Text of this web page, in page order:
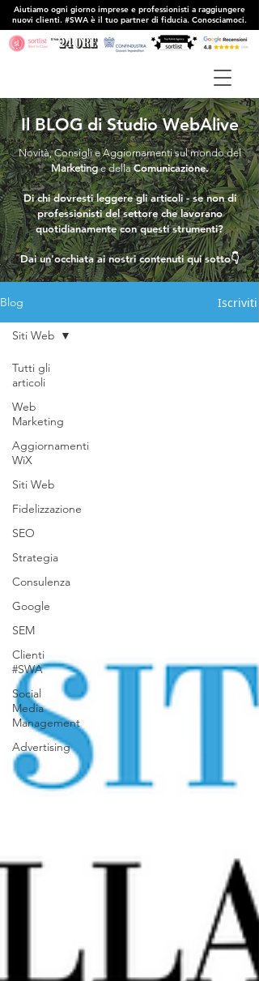
Aiutiamo ogni giorno imprese e professionisti a raggiungere
nuovi clienti. #SWA è il tuo partner di fiducia. Conosciamoci.
Il BLOG di Studio WebAlive
Novità, Consigli e Aggiornamenti sul mondo del
Marketinge dellaComunicazione.
Di chi dovresti leggere gli articoli - se non di
professionisti del settore che lavorano
quotidianamente con questi strumenti?
Dai un'occhiata ai nostri contenuti qui sotto👇
Blog Iscriviti
Tutti gli
articoli
Web
Marketing
Aggiornamenti
WiX
Siti Web
Fidelizzazione
SEO
Strategia
Consulenza
Google
SEM
Clienti
#SWA
Social
Media
Management
Advertising
Siti Web